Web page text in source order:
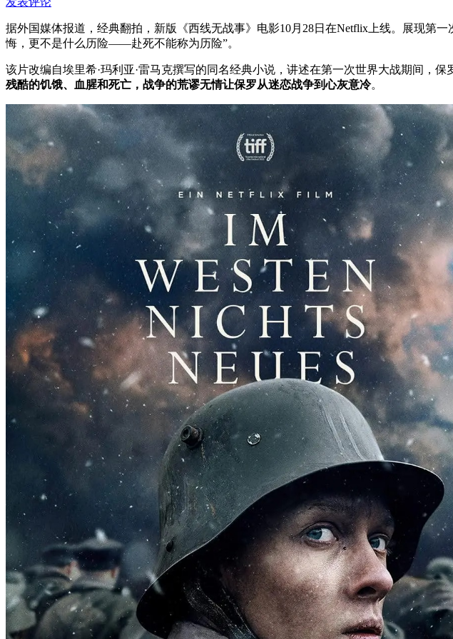
据外国媒体报道，经典翻拍，新版《西线无战事》电影10月28日在Netflix上线。展现第
悔，更不是什么历险——赴死不能称为历险”。
该片改编自埃里希·玛利亚·雷马克撰写的同名经典小说，讲述在第一次世界大战期间，
残酷的饥饿、血腥和死亡，战争的荒谬无情让保罗从迷恋战争到心灰意冷。